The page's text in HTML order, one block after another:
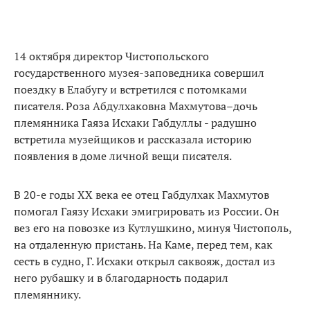
14 октября директор Чистопольского
государственного музея-заповедника совершил
поездку в Елабугу и встретился с потомками
писателя. Роза Абдулхаковна Махмутова–дочь
племянника Гаяза Исхаки Габдуллы - радушно
встретила музейщиков и рассказала историю
появления в доме личной вещи писателя.
В 20-е годы ХХ века ее отец Габдулхак Махмутов
помогал Гаязу Исхаки эмигрировать из России. Он
вез его на повозке из Кутлушкино, минуя Чистополь,
на отдаленную пристань. На Каме, перед тем, как
сесть в судно, Г. Исхаки открыл саквояж, достал из
него рубашку и в благодарность подарил
племяннику.